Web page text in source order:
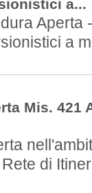
a...
Aperta
a
Mis. 421
di